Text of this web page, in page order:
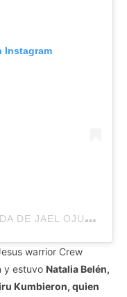
Instagram
U
NA PUBLICACIÓN COMPARTIDA DE JAEL OJUEL (@JAELOJUEL)
warrior Crew
y estuvo Natalia Belén,
Kumbieron, quien